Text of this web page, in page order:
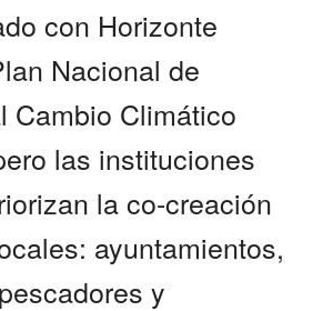
con Horizonte
Nacional de
Cambio Climático
las instituciones
la co-creación
ayuntamientos,
y